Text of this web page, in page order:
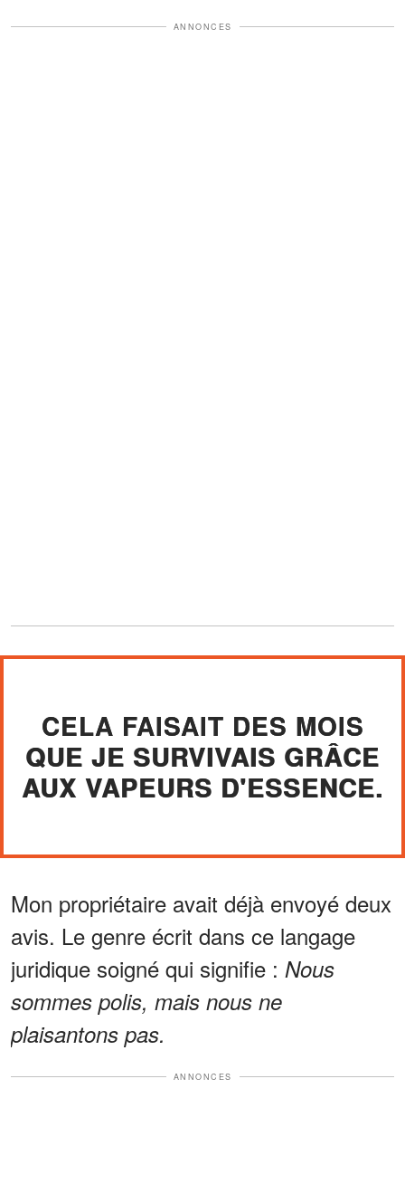
ANNONCES
CELA FAISAIT DES MOIS
QUE JE SURVIVAIS GRÂCE
AUX VAPEURS D'ESSENCE.
Mon propriétaire avait déjà envoyé deux
avis. Le genre écrit dans ce langage
juridique soigné qui signifie : Nous
sommes polis, mais nous ne
plaisantons pas.
ANNONCES